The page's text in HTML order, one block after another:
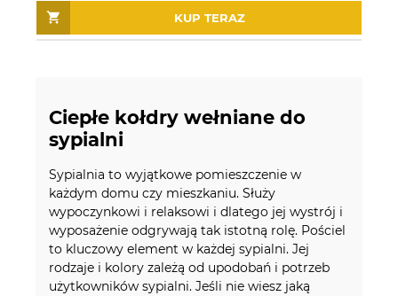
KUP TERAZ
Ciepłe kołdry wełniane do
sypialni
Sypialnia to wyjątkowe pomieszczenie w
każdym domu czy mieszkaniu. Służy
wypoczynkowi i relaksowi i dlatego jej wystrój i
wyposażenie odgrywają tak istotną rolę. Pościel
to kluczowy element w każdej sypialni. Jej
rodzaje i kolory zależą od upodobań i potrzeb
użytkowników sypialni. Jeśli nie wiesz jaką